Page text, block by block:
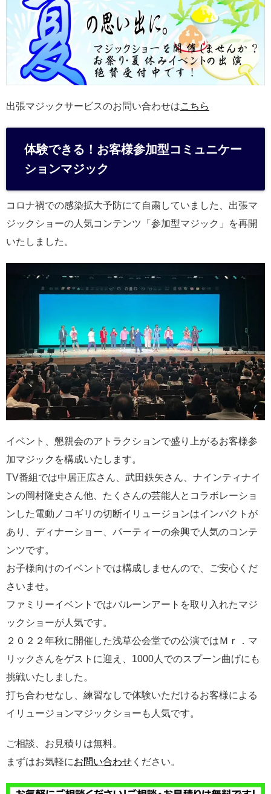
出張マジックサービスのお問い合わせはこちら
体験できる！お客様参加型コミュニケー
ションマジック
コロナ禍での感染拡大予防にて自粛していました、出張マ
ジックショーの人気コンテンツ「参加型マジック」を再開
いたしました。
イベント、懇親会のアトラクションで盛り上がるお客様参
加マジックを構成いたします。
TV番組では中居正広さん、武田鉄矢さん、ナインティナイ
ンの岡村隆史さん他、たくさんの芸能人とコラボレーショ
ンした電動ノコギリの切断イリュージョンはインパクトが
あり、ディナーショー、パーティーの余興で人気のコンテ
ンツです。
お子様向けのイベントでは構成しませんので、ご安心くだ
さいませ。
ファミリーイベントではバルーンアートを取り入れたマジ
ックショーが人気です。
２０２２年秋に開催した浅草公会堂での公演ではＭｒ．マ
リックさんをゲストに迎え、1000人でのスプーン曲げにも
挑戦いたしました。
打ち合わせなし、練習なしで体験いただけるお客様による
イリュージョンマジックショーも人気です。
ご相談、お見積りは無料。
まずはお気軽にお問い合わせ ください。